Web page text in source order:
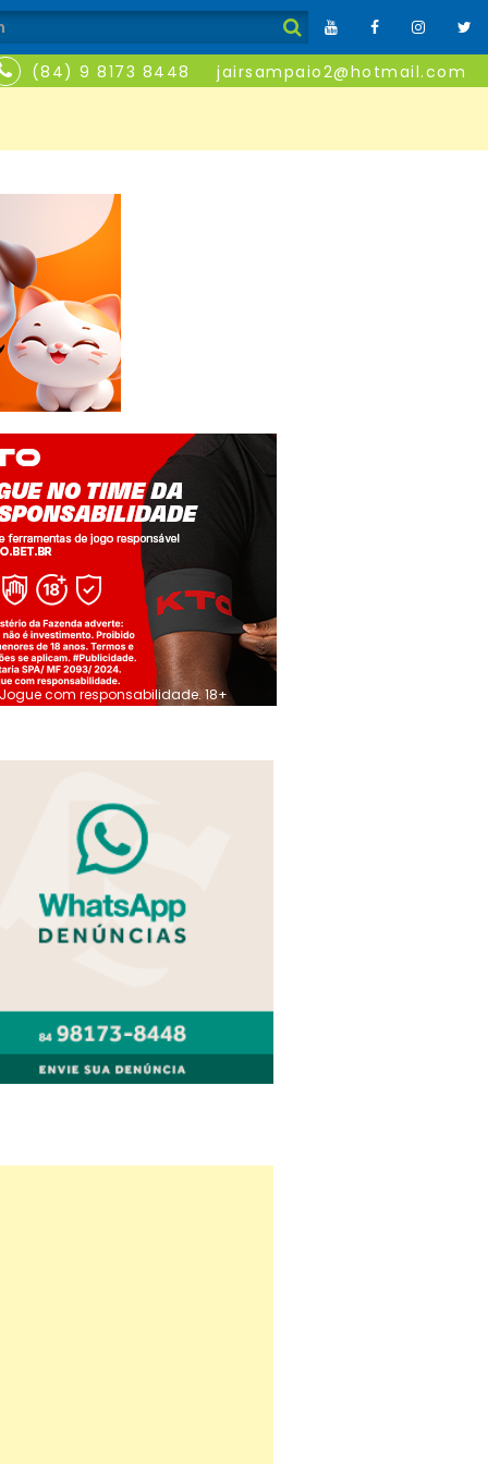
(84) 9 8173 8448 jairsampaio2@hotmail.com
Jogue com responsabilidade. 18+